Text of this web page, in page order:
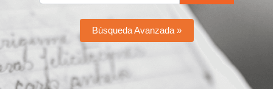
Búsqueda Avanzada »